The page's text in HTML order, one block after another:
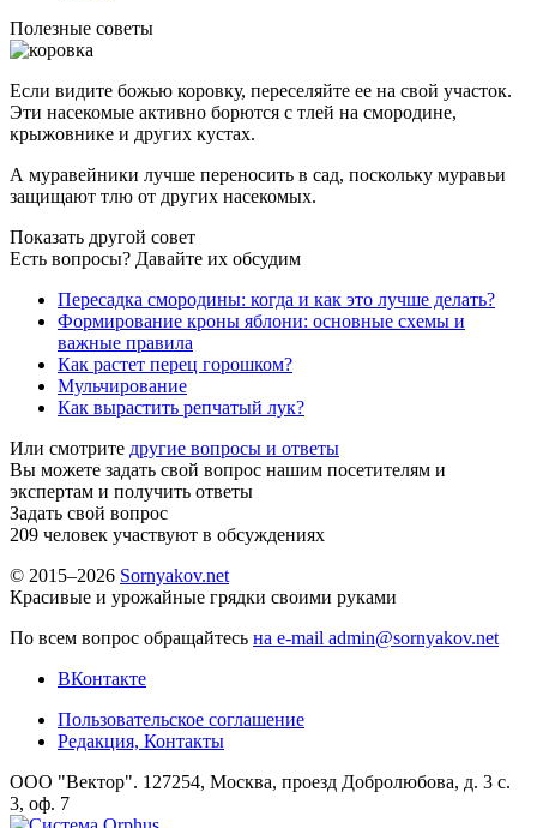
Полезные советы
Если видите божью коровку, переселяйте ее на свой участок.
Эти насекомые активно борются с тлей на смородине,
крыжовнике и других кустах.
А муравейники лучше переносить в сад, поскольку муравьи
защищают тлю от других насекомых.
Показать другой совет
Есть вопросы? Давайте их обсудим
Пересадка смородины: когда и как это лучше делать?
Формирование кроны яблони: основные схемы и
важные правила
Как растет перец горошком?
Мульчирование
Как вырастить репчатый лук?
Или смотрите другие вопросы и ответы
Вы можете задать свой вопрос нашим посетителям и
экспертам и получить ответы
Задать свой вопрос
209 человек участвуют в обсуждениях
© 2015–2026 Sornyakov.net
Красивые и урожайные грядки своими руками
По всем вопрос обращайтесь на e-mail admin@sornyakov.net
ВКонтакте
Пользовательское соглашение
Редакция, Контакты
ООО "Вектор". 127254, Москва, проезд Добролюбова, д. 3 с.
3, оф. 7